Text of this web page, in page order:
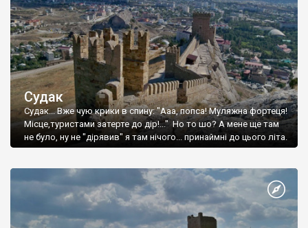
Судак
Судак... Вже чую крики в спину: "Ааа, попса! Муляжна фортеця!
Місце,туристами затерте до дір!..." Но то шо? А мене ще там
не було, ну не "дірявив" я там нічого... принаймні до цього літа.